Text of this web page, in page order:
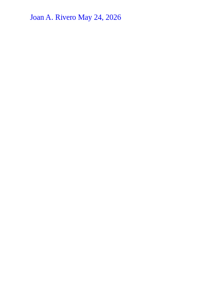
Joan A. Rivero May 24, 2026